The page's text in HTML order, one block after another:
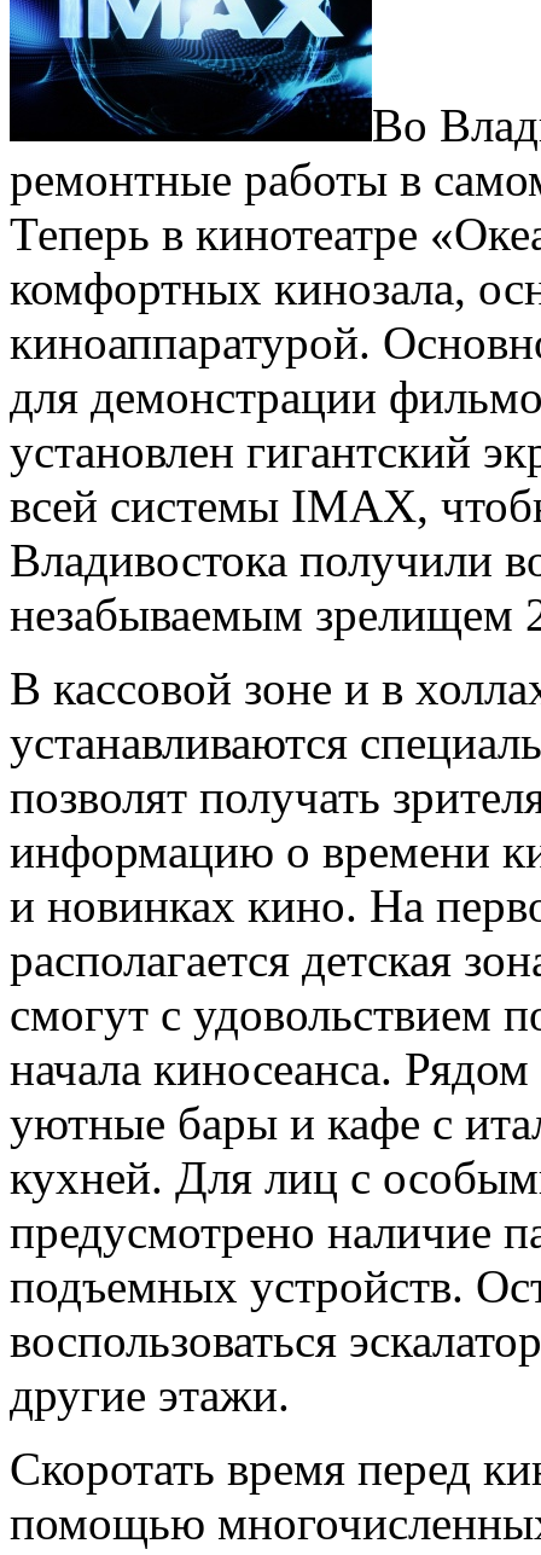
Во
ремонтные работы в
Теперь в кинотеатре
комфортных кинозала,
киноаппаратурой.
для демонстрации
установлен гигантский
всей системы IMAX,
Владивостока получили
незабываемым зрелищем
В кассовой зоне и в
устанавливаются
позволят получать
информацию о времени
и новинках кино. На
располагается детская
смогут с удовольствием
начала киносеанса.
уютные бары и кафе с
кухней. Для лиц с
предусмотрено наличие
подъемных устройств.
воспользоваться
другие этажи.
Скоротать время перед
помощью